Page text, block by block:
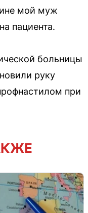
мой муж
пациента.
больницы
руку
при